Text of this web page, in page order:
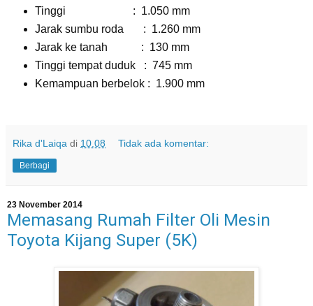
Tinggi : 1.050 mm
Jarak sumbu roda : 1.260 mm
Jarak ke tanah : 130 mm
Tinggi tempat duduk : 745 mm
Kemampuan berbelok : 1.900 mm
Rika d'Laiqa di 10.08 Tidak ada komentar:
Berbagi
23 November 2014
Memasang Rumah Filter Oli Mesin
Toyota Kijang Super (5K)